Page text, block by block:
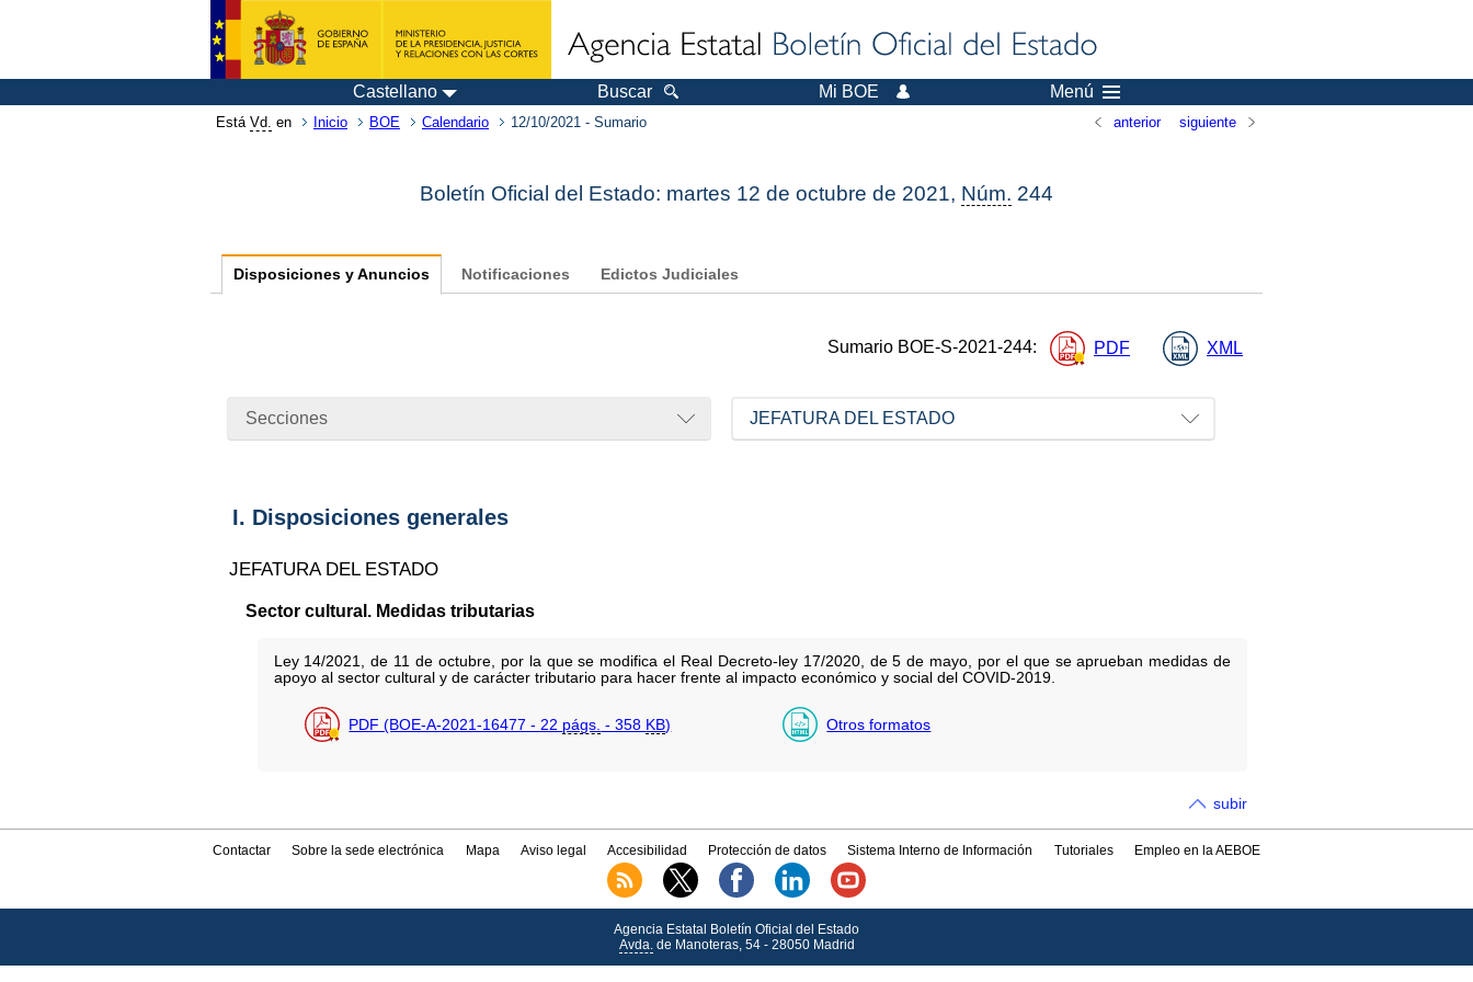
Castellano Buscar Mi BOE Menú
Está Vd. en Inicio BOE Calendario 12/10/2021 - Sumario anterior siguiente
Boletín Oficial del Estado: martes 12 de octubre de 2021, Núm. 244
Disposiciones y Anuncios Notificaciones Edictos Judiciales
Sumario BOE-S-2021-244: PDF XML
Secciones JEFATURA DEL ESTADO
I. Disposiciones generales
JEFATURA DEL ESTADO
Sector cultural. Medidas tributarias
Ley 14/2021, de 11 de octubre, por la que se modifica el Real Decreto-ley 17/2020, de 5 de mayo, por el que se aprueban medidas de
apoyo al sector cultural y de carácter tributario para hacer frente al impacto económico y social del COVID-2019.
PDF (BOE-A-2021-16477 - 22 págs. - 358 KB) Otros formatos
subir
Contactar Sobre la sede electrónica Mapa Aviso legal Accesibilidad Protección de datos Sistema Interno de Información Tutoriales Empleo en la AEBOE
Agencia Estatal Boletín Oficial del Estado
Avda. de Manoteras, 54 - 28050 Madrid